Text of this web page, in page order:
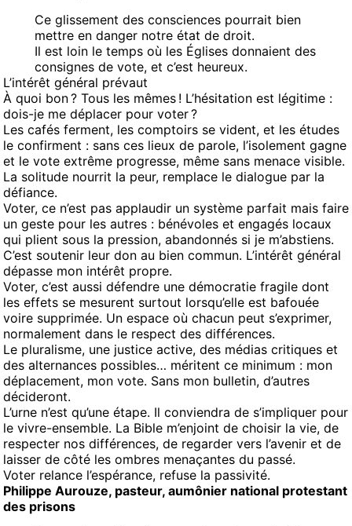
Ce glissement des consciences pourrait bien
mettre en danger notre état de droit.
Il est loin le temps où les Églises donnaient des
consignes de vote, et c’est heureux.
L’intérêt général prévaut
À quoi bon ? Tous les mêmes ! L’hésitation est légitime :
dois-je me déplacer pour voter ?
Les cafés ferment, les comptoirs se vident, et les études
le confirment : sans ces lieux de parole, l’isolement gagne
et le vote extrême progresse, même sans menace visible.
La solitude nourrit la peur, remplace le dialogue par la
défiance.
Voter, ce n’est pas applaudir un système parfait mais faire
un geste pour les autres : bénévoles et engagés locaux
qui plient sous la pression, abandonnés si je m’abstiens.
C’est soutenir leur don au bien commun. L’intérêt général
dépasse mon intérêt propre.
Voter, c’est aussi défendre une démocratie fragile dont
les effets se mesurent surtout lorsqu’elle est bafouée
voire supprimée. Un espace où chacun peut s’exprimer,
normalement dans le respect des différences.
Le pluralisme, une justice active, des médias critiques et
des alternances possibles… méritent ce minimum : mon
déplacement, mon vote. Sans mon bulletin, d’autres
décideront.
L’urne n’est qu’une étape. Il conviendra de s’impliquer pour
le vivre-ensemble. La Bible m’enjoint de choisir la vie, de
respecter nos différences, de regarder vers l’avenir et de
laisser de côté les ombres menaçantes du passé.
Voter relance l’espérance, refuse la passivité.
Philippe Aurouze, pasteur, aumônier national protestant
des prisons